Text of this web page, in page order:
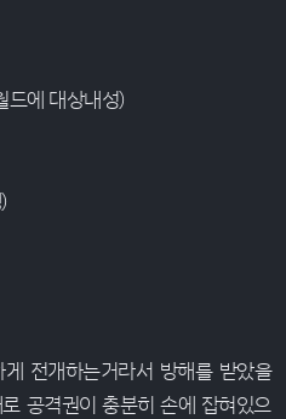
드에 대상내성)
전개하는거라서 방해를 받았을
공격권이 충분히 손에 잡혀있으